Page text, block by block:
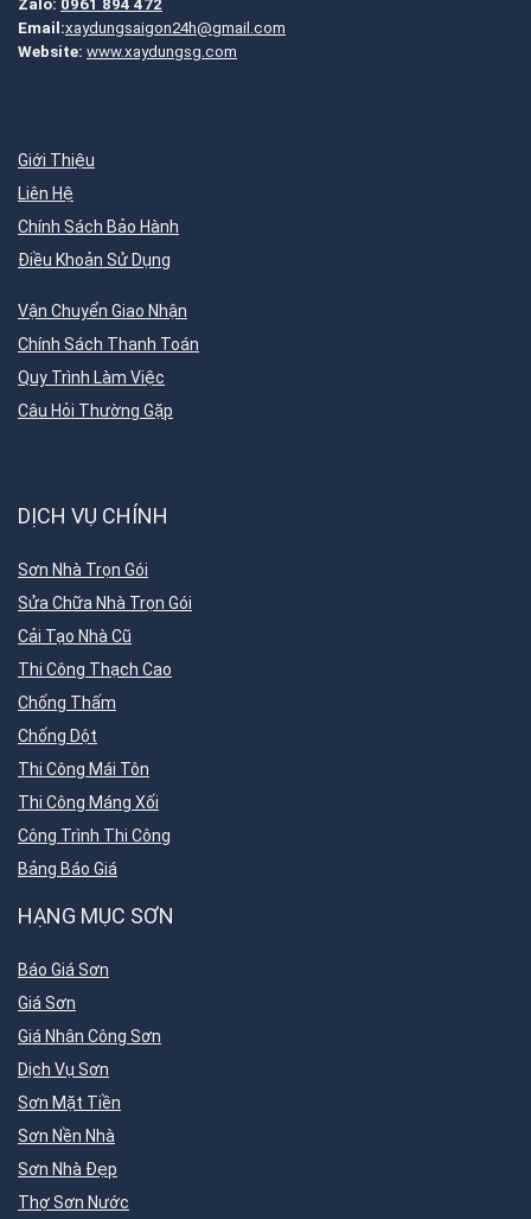
Zalo: 0961 894 472
Email:xaydungsaigon24h@gmail.com
Website: www.xaydungsg.com
Giới Thiệu
Liên Hệ
Chính Sách Bảo Hành
Điều Khoản Sử Dụng
Vận Chuyển Giao Nhận
Chính Sách Thanh Toán
Quy Trình Làm Việc
Câu Hỏi Thường Gặp
DỊCH VỤ CHÍNH
Sơn Nhà Trọn Gói
Sửa Chữa Nhà Trọn Gói
Cải Tạo Nhà Cũ
Thi Công Thạch Cao
Chống Thấm
Chống Dột
Thi Công Mái Tôn
Thi Công Máng Xối
Công Trình Thi Công
Bảng Báo Giá
HẠNG MỤC SƠN
Báo Giá Sơn
Giá Sơn
Giá Nhân Công Sơn
Dịch Vụ Sơn
Sơn Mặt Tiền
Sơn Nền Nhà
Sơn Nhà Đẹp
Thợ Sơn Nước